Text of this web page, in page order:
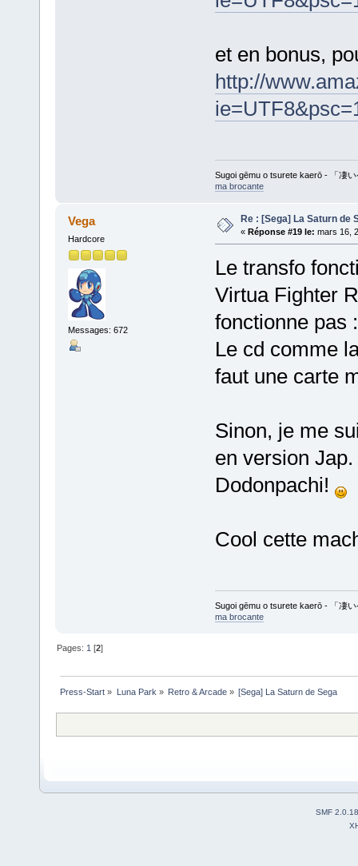
et en bonus,
http://
Sugoi gēmu o tsurete kaerō - 「凄
ma brocante
Vega
Hardcore
Messages: 672
Re : [Sega] La Saturn de
« Réponse #19 le: mars 16,
Le transfo
Virtua Fighter
fonctionne pas
Le cd comme
faut une carte
Sinon, je me
en version
Dodonpachi!
Cool cette
Sugoi gēmu o tsurete kaerō - 「凄
ma brocante
Pages: 1 [2]
Press-Start » Luna Park » Retro & Arcade» [Sega] La Saturn de Sega
SMF 2.0.18